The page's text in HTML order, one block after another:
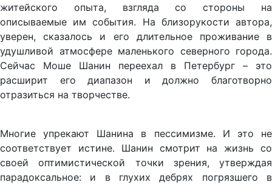
житейского опыта, взгляда со стороны на
описываемые им события. На близорукости автора,
уверен, сказалось и его длительное проживание в
удушливой атмосфере маленького северного города.
Сейчас Моше Шанин переехал в Петербург – это
расширит его диапазон и должно благотворно
отразиться на творчестве.
Многие упрекают Шанина в пессимизме. И это не
соответствует истине. Шанин смотрит на жизнь со
своей оптимистической точки зрения, утверждая
парадоксальное: и в глухих дебрях погрязшего в